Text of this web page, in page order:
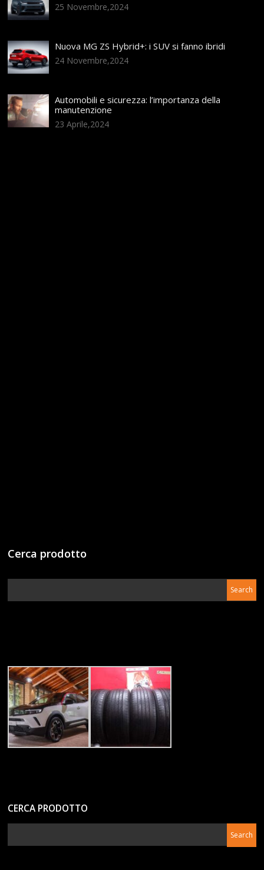
25 Novembre,2024
Nuova MG ZS Hybrid+: i SUV si fanno ibridi
24 Novembre,2024
Automobili e sicurezza: l’importanza della
manutenzione
23 Aprile,2024
Cerca prodotto
CERCA PRODOTTO